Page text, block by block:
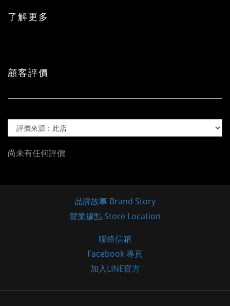
了解更多
顧客評價
尚未有任何評價
品牌故事 Brand Story
營業據點 Store Location
聯絡信箱
Facebook 專頁
加入LINE官方